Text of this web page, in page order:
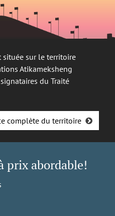
située sur le territoire
Atikameksheng
du Traité
complète du territoire
prix abordable!